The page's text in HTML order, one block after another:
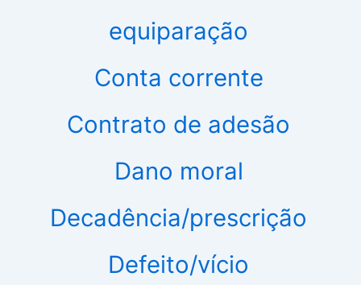
equiparação
Conta corrente
Contrato de adesão
Dano moral
Decadência/prescrição
Defeito/vício